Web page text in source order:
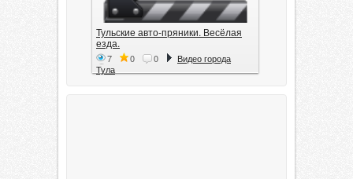
Тульские авто-пряники. Весёлая
езда.
7 0 0
Видео города
Тула